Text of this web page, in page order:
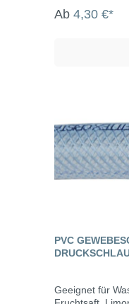
Ab 4,30 €*
PVC
Geeignet für